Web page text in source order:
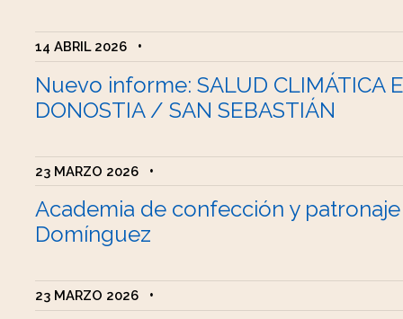
14 ABRIL 2026 •
Nuevo informe: SALUD CLIMÁTICA
DONOSTIA / SAN SEBASTIÁN
23 MARZO 2026 •
Academia de confección y
Domínguez
23 MARZO 2026 •